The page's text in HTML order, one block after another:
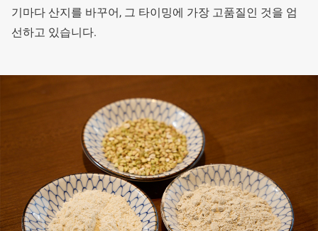
기마다 산지를 바꾸어, 그 타이밍에 가장 고품질인 것을 엄
선하고 있습니다.